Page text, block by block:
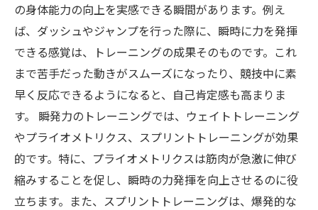
の身体能力の向上を実感できる瞬間があります。例え
ば、ダッシュやジャンプを行った際に、瞬時に力を発揮
できる感覚は、トレーニングの成果そのものです。これ
まで苦手だった動きがスムーズになったり、競技中に素
早く反応できるようになると、自己肯定感も高まりま
す。 瞬発力のトレーニングでは、ウェイトトレーニング
やプライオメトリクス、スプリントトレーニングが効果
的です。特に、プライオメトリクスは筋肉が急激に伸び
縮みすることを促し、瞬時の力発揮を向上させるのに役
立ちます。また、スプリントトレーニングは、爆発的な